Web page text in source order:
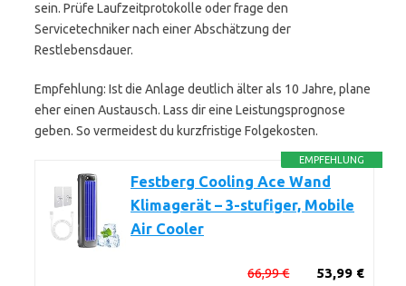
sein. Prüfe Laufzeitprotokolle oder frage den
Servicetechniker nach einer Abschätzung der
Restlebensdauer.
Empfehlung: Ist die Anlage deutlich älter als 10 Jahre, plane
eher einen Austausch. Lass dir eine Leistungsprognose
geben. So vermeidest du kurzfristige Folgekosten.
EMPFEHLUNG
Festberg Cooling Ace Wand
Klimagerät – 3-stufiger, Mobile
Air Cooler
53,99 €
66,99 €